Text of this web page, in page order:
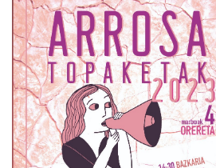
Azaroak 6 Iurretan Arrosa
sarearen IX. topaketak
2021/10/04
Berria egunkarian
elkarrizketa Arrosaren 20
urteez
2021/07/06